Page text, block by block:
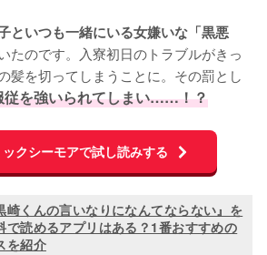
といつも一緒にいる女嫌いな「黒悪
たのです。入寮初日のトラブルがきっ
髪を切ってしまうことに。その罰とし
従を強いられてしまい……！？
クシーモアで試し読みする
崎くんの言いなりになんてならない』を
で読めるアプリはある？1番おすすめの
を紹介